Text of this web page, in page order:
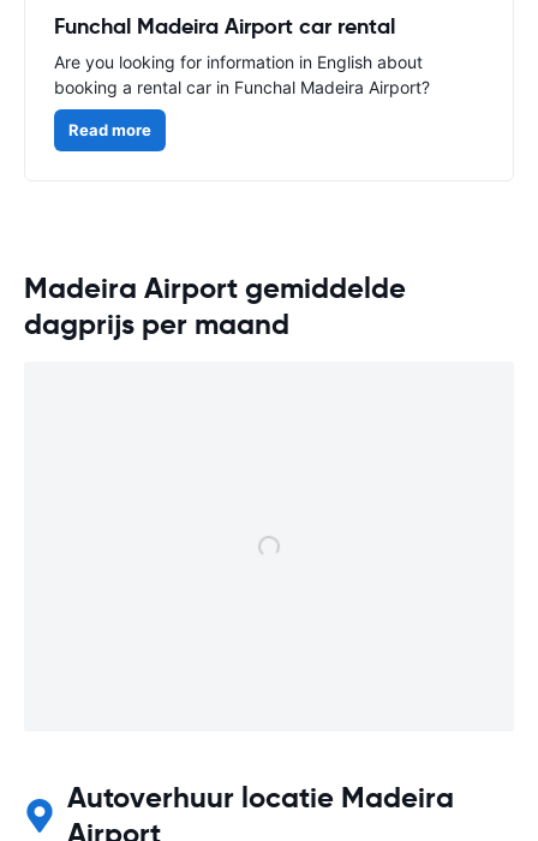
Funchal Madeira Airport car rental
Are you looking for information in English about
booking a rental car in Funchal Madeira Airport?
Read more
Madeira Airport gemiddelde
dagprijs per maand
Autoverhuur locatie Madeira